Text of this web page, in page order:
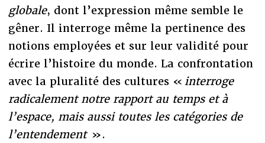
globale, dont l’expression même semble le
gêner. Il interroge même la pertinence des
notions employées et sur leur validité pour
écrire l’histoire du monde. La confrontation
avec la pluralité des cultures « interroge
radicalement notre rapport au temps et à
l’espace, mais aussi toutes les catégories de
l’entendement ».